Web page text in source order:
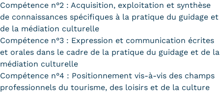
Compétence n°2 : Acquisition, exploitation et synthèse
de connaissances spécifiques à la pratique du guidage et
de la médiation culturelle
Compétence n°3 : Expression et communication écrites
et orales dans le cadre de la pratique du guidage et de la
médiation culturelle
Compétence n°4 : Positionnement vis-à-vis des champs
professionnels du tourisme, des loisirs et de la culture